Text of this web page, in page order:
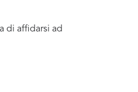
di affidarsi ad